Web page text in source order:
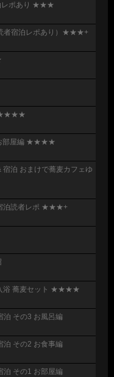
レポあり ★★★
読者宿泊レポあり）★★★+
★★★★
お部屋編 ★★★★
宿泊 おまけで蕎麦カフェゆ
宿泊読者レポ ★★★+
入浴 蕎麦セット ★★★★
泊 その3 お風呂編
泊 その2 お食事編
泊 その1 お部屋編